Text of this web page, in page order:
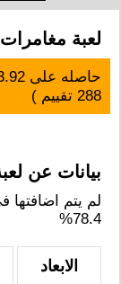
لعبة
حاصله على
288 تقييم )
بيانات عن
لم يتم
78.4%
الابعاد